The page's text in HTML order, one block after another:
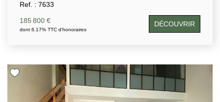
chambre avec dressing, d'une salle d'eau. cave en sous
sol. Situé au rdc d'une petite copropriété, cet appartement
vendu entièrement équipé et meublé offre un cadre de vie
alliant confort , charme et praticité. Coup de coeur assuré
Ref. : 7633
185 800 €
dont 6.17% TTC d'honoraires
DÉCOUVRIR